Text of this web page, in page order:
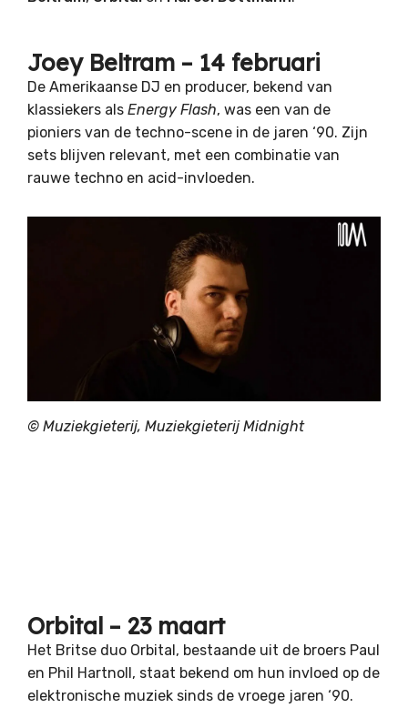
Joey Beltram – 14 februari
De Amerikaanse DJ en producer, bekend van
klassiekers als Energy Flash, was een van de
pioniers van de techno-scene in de jaren ‘90. Zijn
sets blijven relevant, met een combinatie van
rauwe techno en acid-invloeden.
© Muziekgieterij, Muziekgieterij Midnight
Orbital – 23 maart
Het Britse duo Orbital, bestaande uit de broers Paul
en Phil Hartnoll, staat bekend om hun invloed op de
elektronische muziek sinds de vroege jaren ‘90.